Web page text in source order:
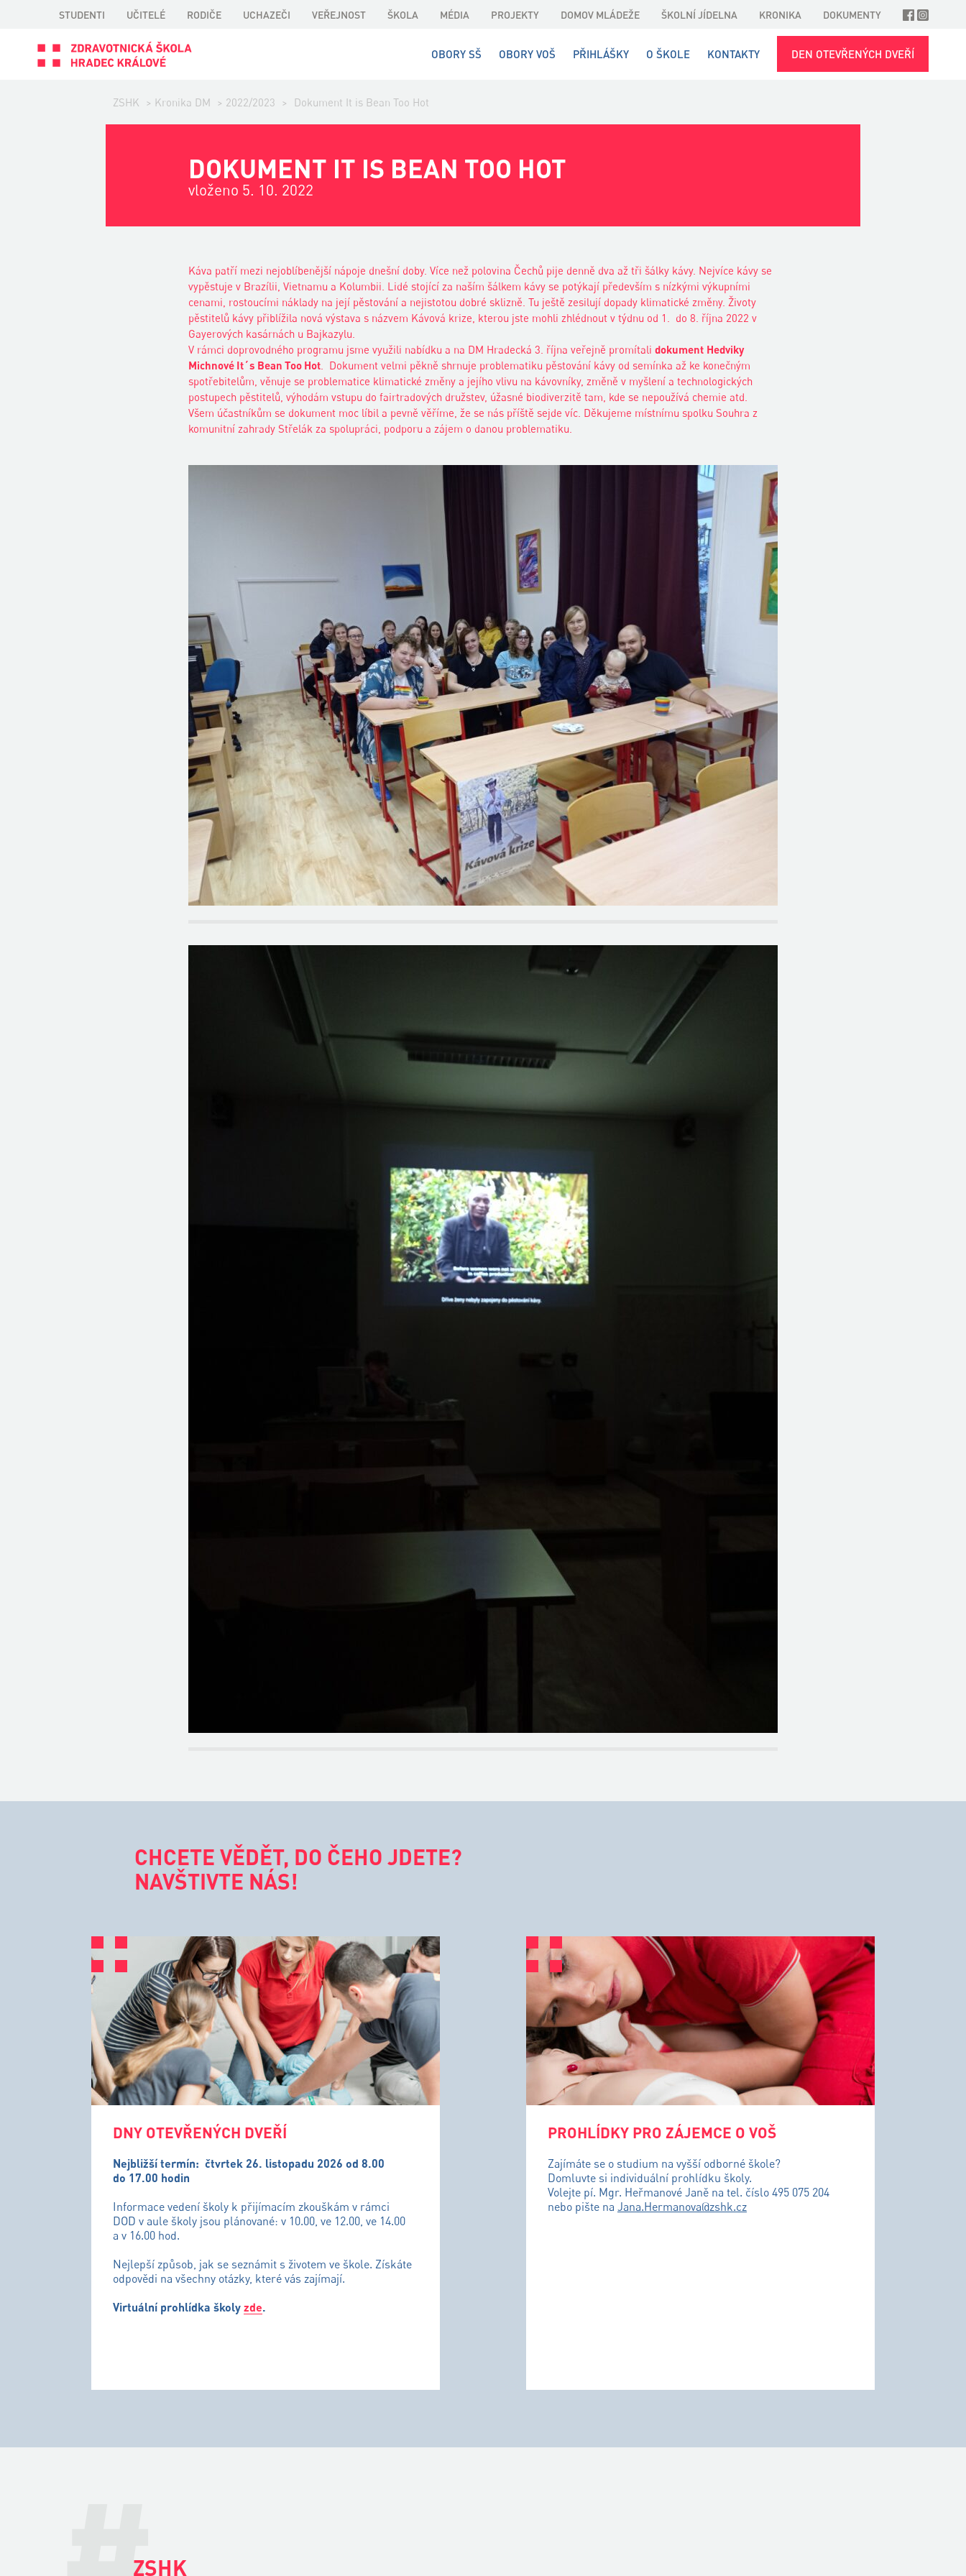
STUDENTI UČITELÉ RODIČE UCHAZEČI VEŘEJNOST ŠKOLA MÉDIA PROJEKTY DOMOV MLÁDEŽE ŠKOLNÍ JÍDELNA KRONIKA DOKUMENTY
OBORY SŠ OBORY VOŠ PŘIHLÁŠKY O ŠKOLE KONTAKTY DEN OTEVŘENÝCH DVEŘÍ
ZSHK > Kronika DM > 2022/2023 > Dokument It is Bean Too Hot
DOKUMENT IT IS BEAN TOO HOT
vloženo 5. 10. 2022
Káva patří mezi nejoblíbenější nápoje dnešní doby. Více než polovina Čechů pije denně dva až tři šálky kávy. Nejvíce kávy se
vypěstuje v Brazílii, Vietnamu a Kolumbii. Lidé stojící za naším šálkem kávy se potýkají především s nízkými výkupními
cenami, rostoucími náklady na její pěstování a nejistotou dobré sklizně. Tu ještě zesilují dopady klimatické změny. Životy
pěstitelů kávy přiblížila nová výstava s názvem Kávová krize, kterou jste mohli zhlédnout v týdnu od 1. do 8. října 2022 v
Gayerových kasárnách u Bajkazylu.
V rámci doprovodného programu jsme využili nabídku a na DM Hradecká 3. října veřejně promítali dokument Hedviky
Michnové It´s Bean Too Hot . Dokument velmi pěkně shrnuje problematiku pěstování kávy od semínka až ke konečným
spotřebitelům, věnuje se problematice klimatické změny a jejího vlivu na kávovníky, změně v myšlení a technologických
postupech pěstitelů, výhodám vstupu do fairtradových družstev, úžasné biodiverzitě tam, kde se nepoužívá chemie atd.
Všem účastníkům se dokument moc líbil a pevně věříme, že se nás příště sejde víc. Děkujeme místnímu spolku Souhra z
komunitní zahrady Střelák za spolupráci, podporu a zájem o danou problematiku.
CHCETE VĚDĚT, DO ČEHO JDETE?
NAVŠTIVTE NÁS!
DNY OTEVŘENÝCH DVEŘÍ
Nejbližší termín: čtvrtek 26. listopadu 2026 od 8.00
do 17.00 hodin
Informace vedení školy k přijímacím zkouškám v rámci
DOD v aule školy jsou plánované: v 10.00, ve 12.00, ve 14.00
a v 16.00 hod.
Nejlepší způsob, jak se seznámit s životem ve škole. Získáte
odpovědi na všechny otázky, které vás zajímají.
Virtuální prohlídka školy zde.
PROHLÍDKY PRO ZÁJEMCE O VOŠ
Zajímáte se o studium na vyšší odborné škole?
Domluvte si individuální prohlídku školy.
Volejte pí. Mgr. Heřmanové Janě na tel. číslo 495 075 204
nebo pište na Jana.Hermanova@zshk.cz
ZSHK